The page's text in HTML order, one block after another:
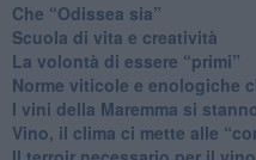
​Che “Odissea sia”
Scuola di vita e creatività
​La volontà di essere “primi”
Norme viticole e enologiche
​I vini della Maremma si
Vino, il clima ci mette alle